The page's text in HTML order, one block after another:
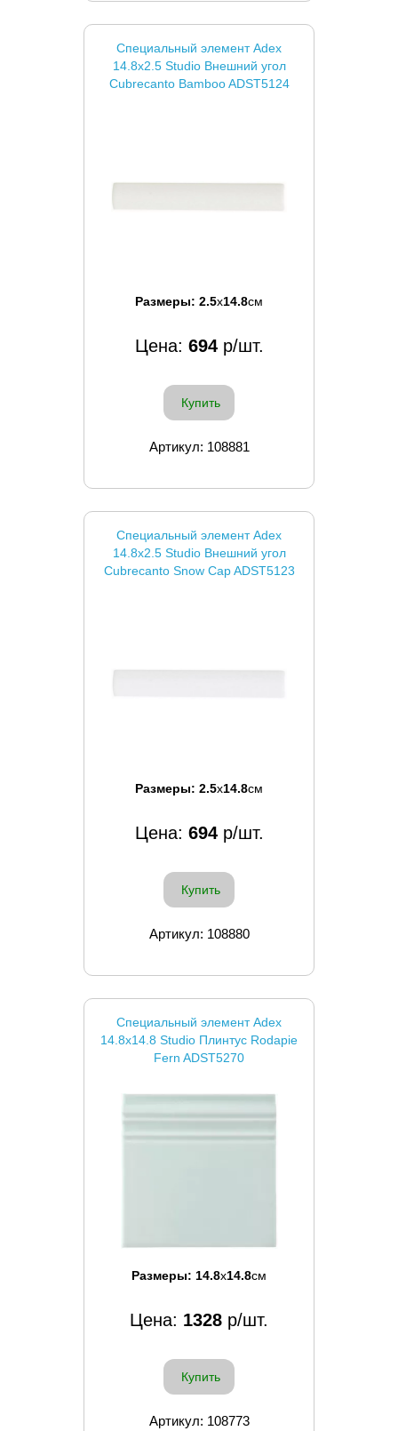
Специальный элемент Adex
14.8x2.5 Studio Внешний угол
Cubrecanto Bamboo ADST5124
Размеры: 2.5x14.8см
Цена: 694р/шт.
Купить
Артикул: 108881
Специальный элемент Adex
14.8x2.5 Studio Внешний угол
Cubrecanto Snow Cap ADST5123
Размеры: 2.5x14.8см
Цена: 694р/шт.
Купить
Артикул: 108880
Специальный элемент Adex
14.8x14.8 Studio Плинтус Rodapie
Fern ADST5270
Размеры: 14.8x14.8см
Цена: 1328 р/шт.
Купить
Артикул: 108773